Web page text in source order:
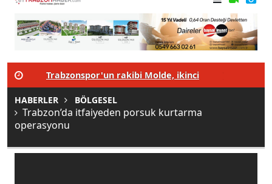
Trabzonspor'un rakibi Molde, ikinci
ayağı geçti
HABERLER BÖLGESEL
Trabzon’da itfaiyeden porsuk kurtarma
operasyonu